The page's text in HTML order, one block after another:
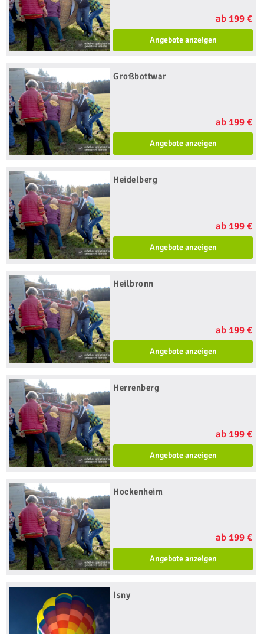
ab 199 €
Angebote anzeigen
Großbottwar
ab 199 €
Angebote anzeigen
Heidelberg
ab 199 €
Angebote anzeigen
Heilbronn
ab 199 €
Angebote anzeigen
Herrenberg
ab 199 €
Angebote anzeigen
Hockenheim
ab 199 €
Angebote anzeigen
Isny